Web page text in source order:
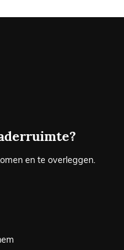
en te overleggen.